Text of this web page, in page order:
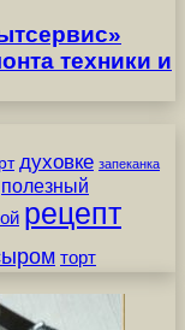
техники и
духовке запеканка
полезный
рецепт
торт